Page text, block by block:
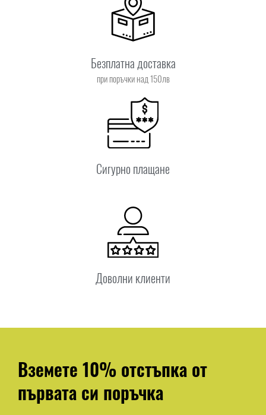
Безплатна доставка
при поръчки над 150лв
Сигурно плащане
Доволни клиенти
Вземете 10% отстъпка от
първата си поръчка